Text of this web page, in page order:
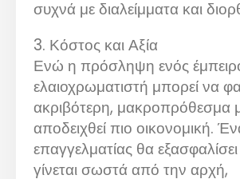
συχνά με διαλείμματα και
3. Κόστος και Αξία
Ενώ η πρόσληψη ενός
ελαιοχρωματιστή μπορεί να
ακριβότερη, μακροπρόθεσμα
αποδειχθεί πιο οικονομική.
επαγγελματίας θα
γίνεται σωστά από την αρχή,